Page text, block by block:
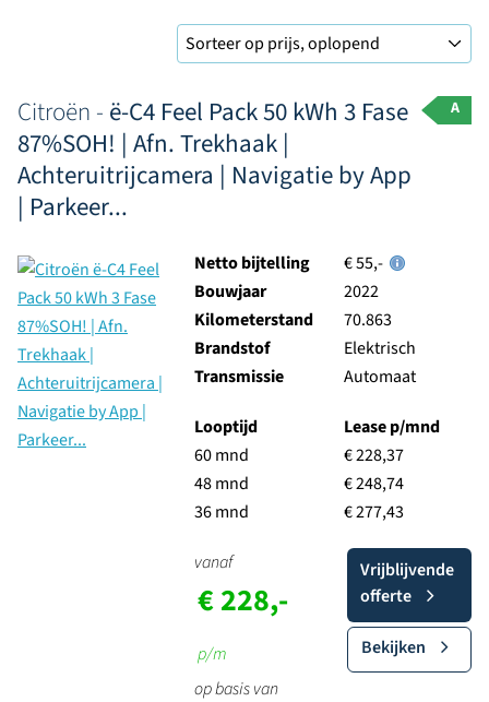
Citroën - ë-C4 Feel Pack 50 kWh 3 Fase
87%SOH! | Afn. Trekhaak |
Achteruitrijcamera | Navigatie by App
| Parkeer...
A
Netto bijtelling
€ 55,-
Bouwjaar
2022
Kilometerstand
70.863
Brandstof
Elektrisch
Transmissie
Automaat
Looptijd
60 mnd
48 mnd
36 mnd
Lease p/mnd
€ 228,37
€ 248,74
€ 277,43
vanaf
€ 228,-
p/m
op basis van
Vrijblijvende
offerte
Bekijken